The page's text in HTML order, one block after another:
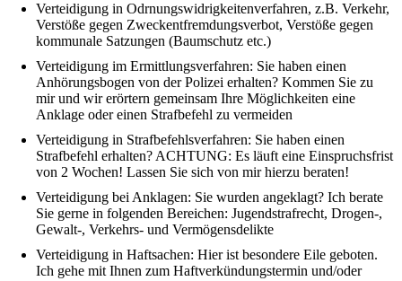
Verteidigung in Odrnungswidrigkeitenverfahren, z.B. Verkehr,
Verstöße gegen Zweckentfremdungsverbot, Verstöße gegen
kommunale Satzungen (Baumschutz etc.)
Verteidigung im Ermittlungsverfahren: Sie haben einen
Anhörungsbogen von der Polizei erhalten? Kommen Sie zu
mir und wir erörtern gemeinsam Ihre Möglichkeiten eine
Anklage oder einen Strafbefehl zu vermeiden
Verteidigung in Strafbefehlsverfahren: Sie haben einen
Strafbefehl erhalten? ACHTUNG: Es läuft eine Einspruchsfrist
von 2 Wochen! Lassen Sie sich von mir hierzu beraten!
Verteidigung bei Anklagen: Sie wurden angeklagt? Ich berate
Sie gerne in folgenden Bereichen: Jugendstrafrecht, Drogen-,
Gewalt-, Verkehrs- und Vermögensdelikte
Verteidigung in Haftsachen: Hier ist besondere Eile geboten.
Ich gehe mit Ihnen zum Haftverkündungstermin und/oder